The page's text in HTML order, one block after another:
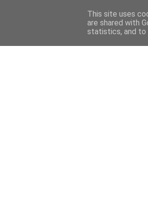
This site uses
are shared with
statistics, and to